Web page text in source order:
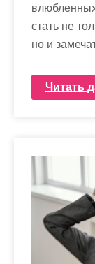
стать не
но и
Читать